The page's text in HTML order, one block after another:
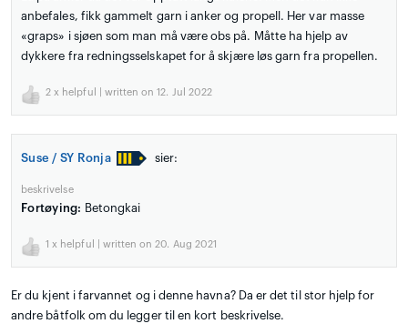
anbefales, fikk gammelt garn i anker og propell. Her var masse
«graps» i sjøen som man må være obs på. Måtte ha hjelp av
dykkere fra redningsselskapet for å skjære løs garn fra propellen.
2 x helpful | written on 12. Jul 2022
Suse / SY Ronja sier:
beskrivelse
Fortøying: Betongkai
1 x helpful | written on 20. Aug 2021
Er du kjent i farvannet og i denne havna? Da er det til stor hjelp for
andre båtfolk om du legger til en kort beskrivelse.